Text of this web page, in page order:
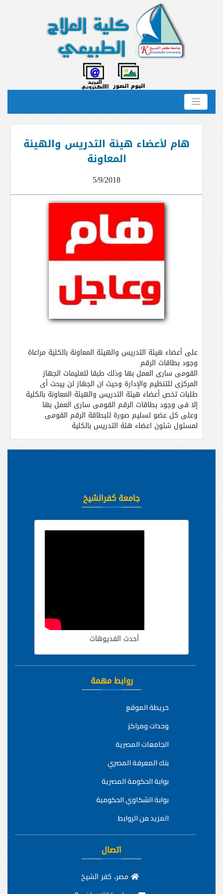
هام لأعضاء هيئة التدريس والهيئة
المعاونة
5/9/2018
على أعضاء هيئة التدريس والهيئة المعاونة بالكلية مراعاة
وجود بطاقات الرقم
القومى سارى العمل بها وذلك طبقا لتعليمات الجهاز
المركزى للتنظيم والإدارة وحيث ان الجهاز لن يبحث أى
طلبات تخص أعضاء هيئة التدريس والهيئة المعاونة بالكلية
إلا فى وجود بطاقات الرقم القومى سارى العمل بها
وعلى كل عضو تسليم صورة للبطاقة الرقم القومى
لمسئول شئون اعضاء هئة التدريس بالكلية
جامعة كفرالشيخ
أحدث الفديوهات
روابط مهمة
خريطة الموقع
وحدات ومراكز
الجامعات المصرية
بنك المعرفة المصري
بوابة الحكومة المصرية
بوابة الشكاوي الحكومية
المزيد من الروابط
اتصال
مصر، كفر الشيخ